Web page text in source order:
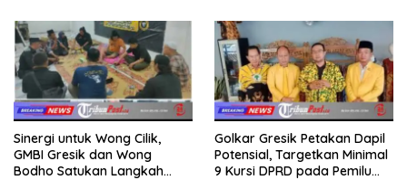
Sinergi untuk Wong Cilik,
GMBI Gresik dan Wong
Bodho Satukan Langkah
Golkar Gresik Petakan Dapil
Potensial, Targetkan Minimal
9 Kursi DPRD pada Pemilu